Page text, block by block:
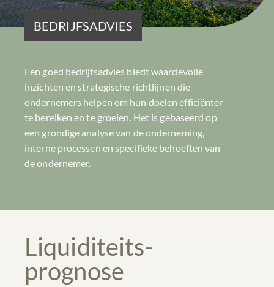
BEDRIJFSADVIES
Een goed bedrijfsadvies biedt waardevolle
inzichten en strategische richtlijnen die
ondernemers helpen om hun doelen efficiënter
te bereiken en te groeien. Het is gebaseerd op
een grondige analyse van de onderneming,
interne processen en specifieke behoeften van
de ondernemer.
Liquiditeits-
prognose